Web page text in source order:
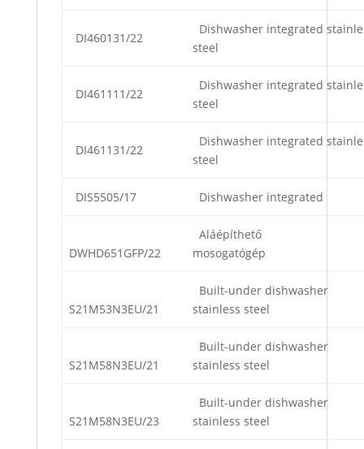
DI460131/22
Dishwasher integrated
steel
DI461111/22
Dishwasher integrated
steel
DI461131/22
Dishwasher integrated
steel
DIS5505/17 Dishwasher integrated
DWHD651GFP/22
Aláépíthető
mosogatógép
S21M53N3EU/21
Built-under dishwasher
stainless steel
S21M58N3EU/21
Built-under dishwasher
stainless steel
S21M58N3EU/23
Built-under dishwasher
stainless steel